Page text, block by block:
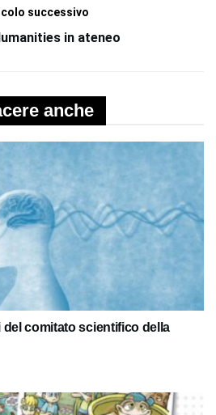
successivo
in ateneo
anche
comitato scientifico della